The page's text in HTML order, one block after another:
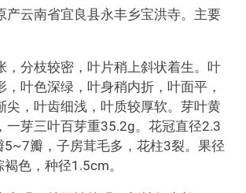
产云南省宜良县永丰乡宝洪寺。主要
，分枝较密，叶片稍上斜状着生。叶
，叶色深绿，叶身稍内折，叶面平，
尖，叶齿细浅，叶质较厚软。芽叶黄
一芽三叶百芽重35.2g。花冠直径2.3
5~7瓣，子房茸毛多，花柱3裂。果径
色，种径1.5cm。